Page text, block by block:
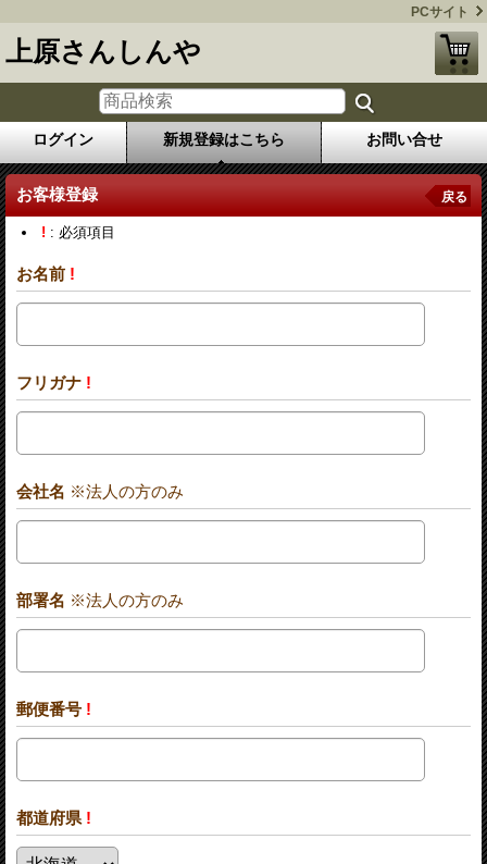
PCサイト
上原さんしんや
ログイン 新規登録はこちら お問い合せ
お客様登録 戻る
! : 必須項目
お名前 !
フリガナ !
会社名 ※法人の方のみ
部署名 ※法人の方のみ
郵便番号 !
都道府県 !